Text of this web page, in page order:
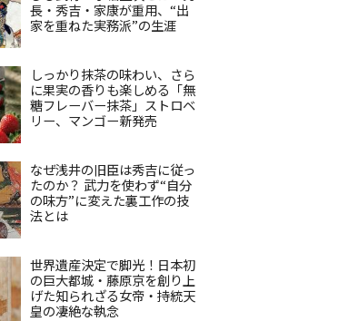
長・秀吉・家康が重用、“出
家を重ねた実務派”の生涯
しっかり抹茶の味わい、さら
に果実の香りも楽しめる「無
糖フレーバー抹茶」ストロベ
リー、マンゴー新発売
なぜ浅井の旧臣は秀吉に従っ
たのか？ 武力を使わず“自分
の味方”に変えた裏工作の技
法とは
世界遺産決定で脚光！日本初
の巨大都城・藤原京を創り上
げた知られざる女帝・持統天
皇の凄絶な執念